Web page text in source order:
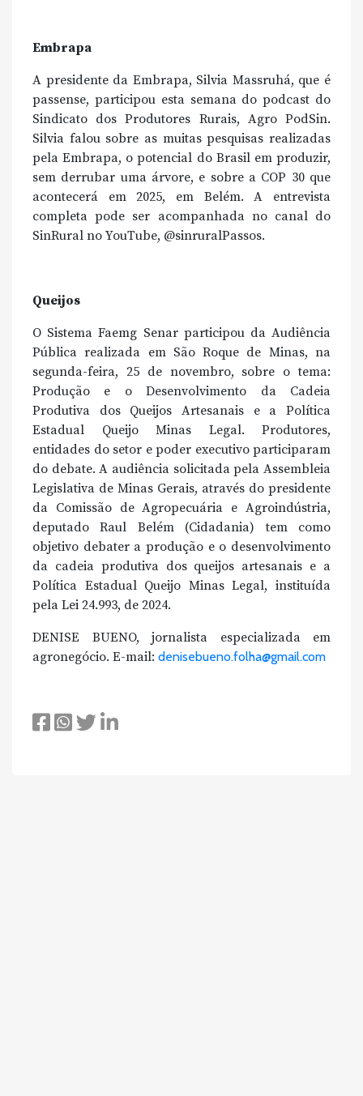
Embrapa
A presidente da Embrapa, Silvia Massruhá, que é
passense, participou esta semana do podcast do
Sindicato dos Produtores Rurais, Agro PodSin.
Silvia falou sobre as muitas pesquisas realizadas
pela Embrapa, o potencial do Brasil em produzir,
sem derrubar uma árvore, e sobre a COP 30 que
acontecerá em 2025, em Belém. A entrevista
completa pode ser acompanhada no canal do
SinRural no YouTube, @sinruralPassos.
Queijos
O Sistema Faemg Senar participou da Audiência
Pública realizada em São Roque de Minas, na
segunda-feira, 25 de novembro, sobre o tema:
Produção e o Desenvolvimento da Cadeia
Produtiva dos Queijos Artesanais e a Política
Estadual Queijo Minas Legal. Produtores,
entidades do setor e poder executivo participaram
do debate. A audiência solicitada pela Assembleia
Legislativa de Minas Gerais, através do presidente
da Comissão de Agropecuária e Agroindústria,
deputado Raul Belém (Cidadania) tem como
objetivo debater a produção e o desenvolvimento
da cadeia produtiva dos queijos artesanais e a
Política Estadual Queijo Minas Legal, instituída
pela Lei 24.993, de 2024.
DENISE BUENO, jornalista especializada em
agronegócio. E-mail: denisebueno.folha@gmail.com